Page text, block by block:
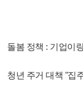
돌봄 정책 : 기업이
청년 주거 대책 "집